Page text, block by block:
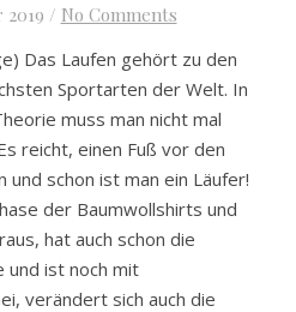
2019 / No Comments
Das Laufen gehört zu den
Sportarten der Welt. In
muss man nicht mal
reicht, einen Fuß vor den
und schon ist man ein Läufer!
der Baumwollshirts und
hat auch schon die
und ist noch mit
verändert sich auch die